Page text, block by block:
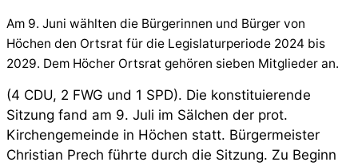
Am 9. Juni wählten die Bürgerinnen und Bürger von
Höchen den Ortsrat für die Legislaturperiode 2024 bis
2029. Dem Höcher Ortsrat gehören sieben Mitglieder an.
(4 CDU, 2 FWG und 1 SPD). Die konstituierende
Sitzung fand am 9. Juli im Sälchen der prot.
Kirchengemeinde in Höchen statt. Bürgermeister
Christian Prech führte durch die Sitzung. Zu Beginn